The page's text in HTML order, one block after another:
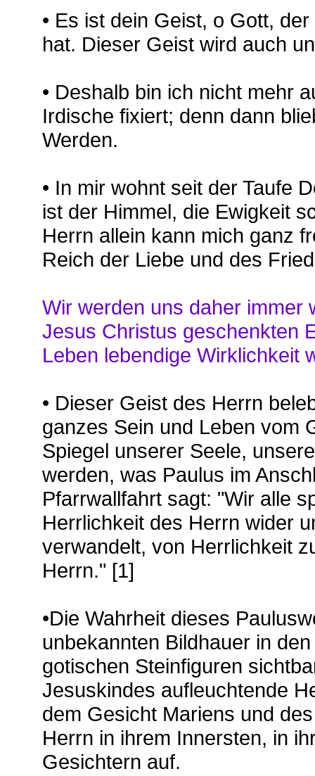
• Es ist dein Geist, o Gott,
hat. Dieser Geist wird auch
• Deshalb bin ich nicht mehr
Irdische fixiert; denn dann
Werden.
• In mir wohnt seit der Taufe
ist der Himmel, die Ewigkeit
Herrn allein kann mich ganz
Reich der Liebe und des
Wir werden uns daher immer
Jesus Christus geschenkten
Leben lebendige Wirklichkeit
• Dieser Geist des Herrn
ganzes Sein und Leben vom
Spiegel unserer Seele,
werden, was Paulus im
Pfarrwallfahrt sagt: "Wir alle
Herrlichkeit des Herrn wider
verwandelt, von Herrlichkeit
Herrn." [1]
•Die Wahrheit dieses
unbekannten Bildhauer in
gotischen Steinfiguren
Jesuskindes aufleuchtende
dem Gesicht Mariens und
Herrn in ihrem Innersten, in
Gesichtern auf.